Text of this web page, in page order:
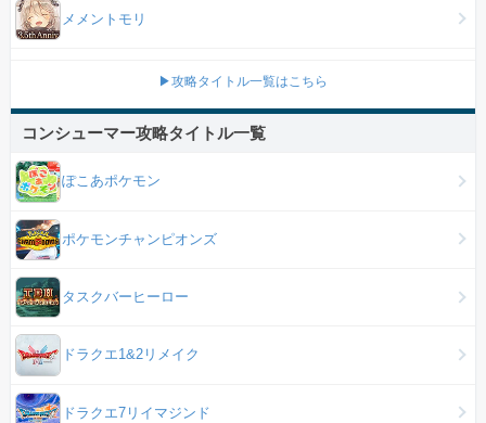
メメントモリ
▶攻略タイトル一覧はこちら
コンシューマー攻略タイトル一覧
ぽこあポケモン
ポケモンチャンピオンズ
タスクバーヒーロー
ドラクエ1&2リメイク
ドラクエ7リイマジンド